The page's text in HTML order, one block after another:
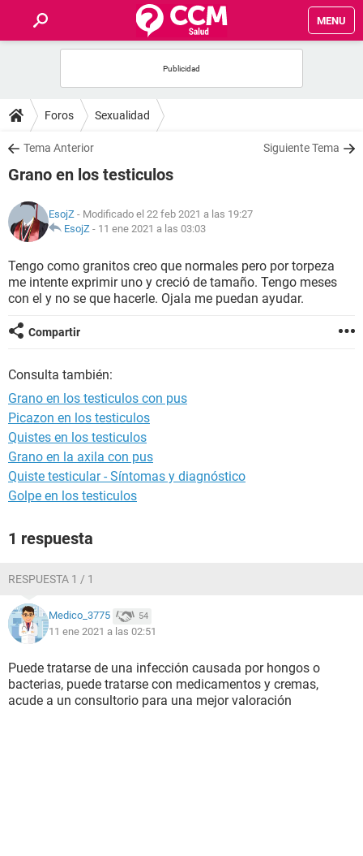
MENU
FOROS
SALUD
NUTRICIÓN
BIENESTAR
Foros Sexualidad
Tema Anterior Siguiente Tema
Grano en los testiculos
EsojZ - Modificado el 22 feb 2021 a las 19:27
EsojZ - 11 ene 2021 a las 03:03
Tengo como granitos creo que normales pero por torpeza
me intente exprimir uno y creció de tamaño. Tengo meses
con el y no se que hacerle. Ojala me puedan ayudar.
Compartir
Consulta también:
Grano en los testiculos con pus
Picazon en los testiculos
Quistes en los testiculos
Grano en la axila con pus
Quiste testicular - Síntomas y diagnóstico
Golpe en los testiculos
1 respuesta
RESPUESTA 1 / 1
Medico_3775 54
11 ene 2021 a las 02:51
Puede tratarse de una infección causada por hongos o
bacterias, puede tratarse con medicamentos y cremas,
acude a un consultorio para una mejor valoración